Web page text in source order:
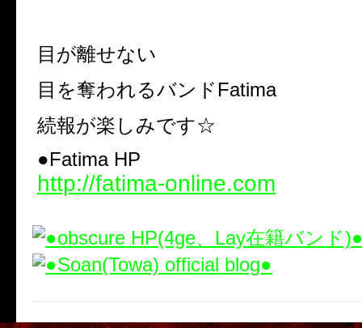
目が離せない
目を奪われるバンドFatima
続報が楽しみです☆
●Fatima HP
http://fatima-online.com